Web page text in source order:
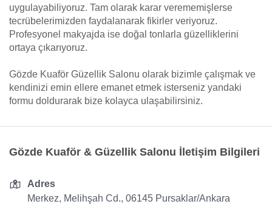
uygulayabiliyoruz. Tam olarak karar verememişlerse
tecrübelerimizden faydalanarak fikirler veriyoruz.
Profesyonel makyajda ise doğal tonlarla güzelliklerini
ortaya çıkarıyoruz.
Gözde Kuaför Güzellik Salonu olarak bizimle çalışmak ve
kendinizi emin ellere emanet etmek isterseniz yandaki
formu doldurarak bize kolayca ulaşabilirsiniz.
Gözde Kuaför & Güzellik Salonu İletişim Bilgileri
Adres
Merkez, Melihşah Cd., 06145 Pursaklar/Ankara